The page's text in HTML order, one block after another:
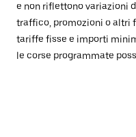
e non riflettono variazioni
traffico, promozioni o altri
tariffe fisse e importi
le corse programmate